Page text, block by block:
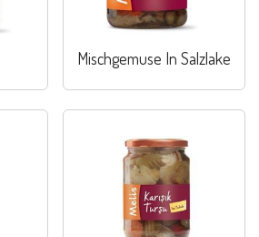
Mischgemuse In Salzlake